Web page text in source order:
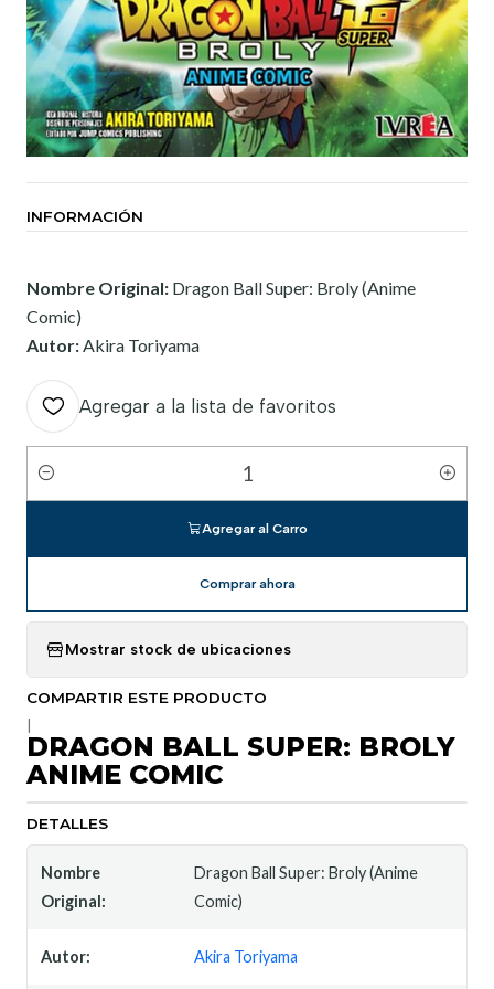
INFORMACIÓN
Nombre Original: Dragon Ball Super: Broly (Anime
Comic)
Autor:Akira Toriyama
Agregar a la lista de favoritos
Cantidad
Agregar al Carro
Comprar ahora
Mostrar stock de ubicaciones
COMPARTIR ESTE PRODUCTO
DRAGON BALL SUPER: BROLY
ANIME COMIC
DETALLES
Nombre
Original:
Dragon Ball Super: Broly (Anime
Comic)
Autor: Akira Toriyama